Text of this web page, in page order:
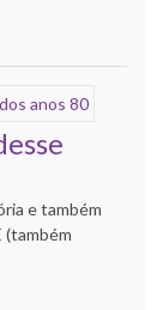
e também
(também